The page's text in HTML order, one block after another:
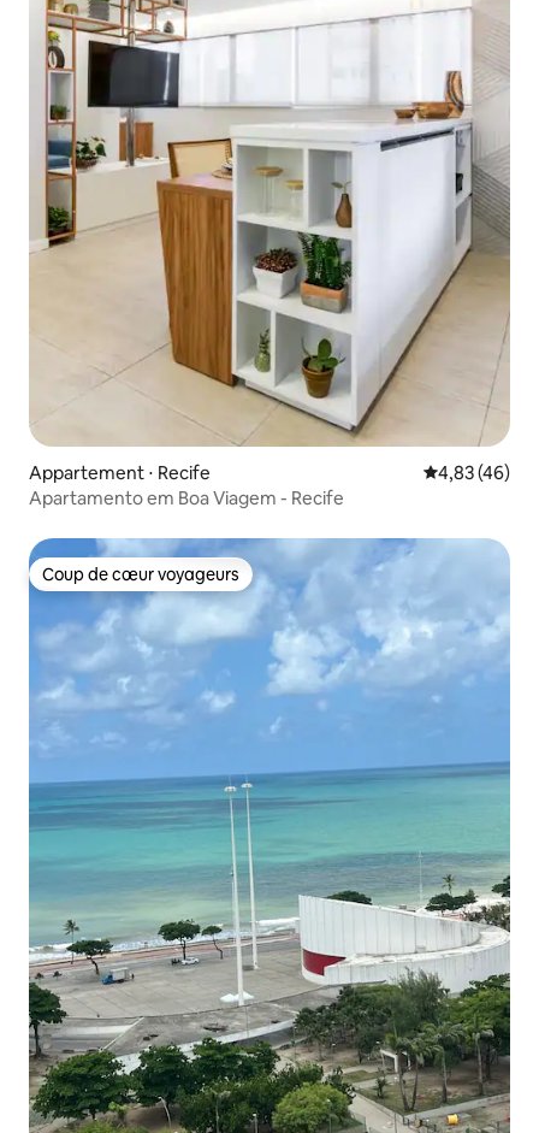
Appartement ⋅ Recife Évaluation
4,83 (46)
Apartamento em Boa Viagem - Recife
Coup de cœur voyageurs
Coup de cœur voyageurs